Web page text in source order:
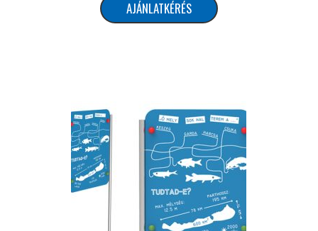
AJÁNLATKÉRÉS